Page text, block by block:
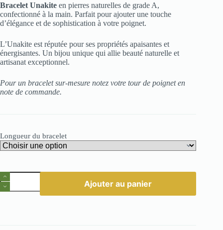
Bracelet Unakite en pierres naturelles de grade A,
confectionné à la main. Parfait pour ajouter une touche
d’élégance et de sophistication à votre poignet.
L’Unakite est réputée pour ses propriétés apaisantes et
énergisantes. Un bijou unique qui allie beauté naturelle et
artisanat exceptionnel.
Pour un bracelet sur-mesure notez votre tour de poignet en
note de commande.
Longueur du bracelet
quantité
de
Bracelet
Ajouter au panier